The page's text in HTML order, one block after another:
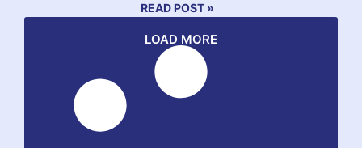
READ POST »
LOAD MORE